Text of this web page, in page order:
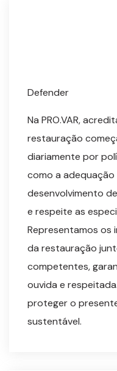
Defender
Na PRO.VAR,
restauração
diariamente por
como a adequação
desenvolvimento
e respeite as
Representamos os
da restauração
competentes,
ouvida e
proteger o
sustentável.